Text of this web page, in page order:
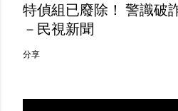
特偵組已廢除！ 警識破
－民視新聞
分享